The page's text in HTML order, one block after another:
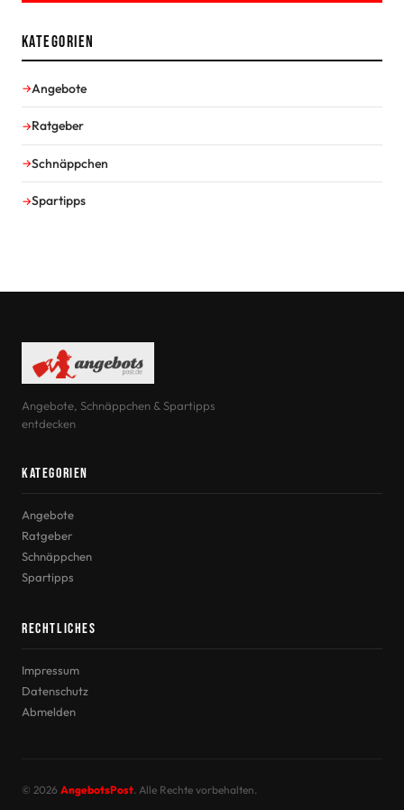
Kategorien
Angebote
Ratgeber
Schnäppchen
Spartipps
Angebote, Schnäppchen & Spartipps
entdecken
Kategorien
Angebote
Ratgeber
Schnäppchen
Spartipps
Rechtliches
Impressum
Datenschutz
Abmelden
© 2026 AngebotsPost. Alle Rechte vorbehalten.